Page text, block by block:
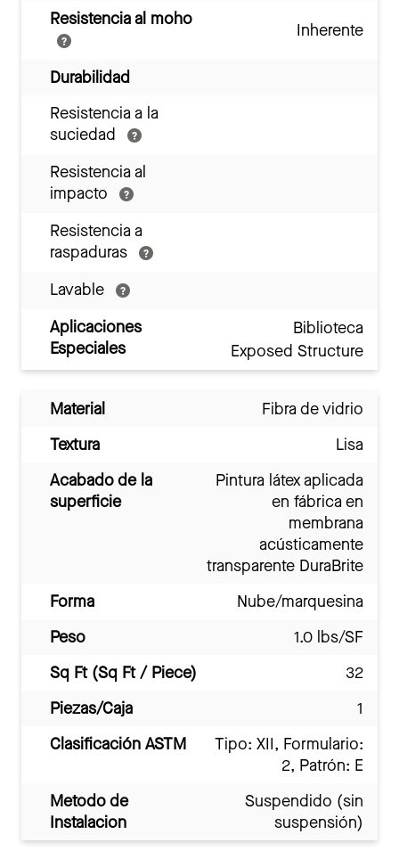
Resistencia al moho
Inherente
Durabilidad
Resistencia a la
suciedad
Resistencia al
impacto
Resistencia a
raspaduras
Lavable
Aplicaciones
Especiales
Biblioteca
Exposed Structure
Material
Fibra de vidrio
Textura
Lisa
Acabado de la
superficie
Pintura látex aplicada
en fábrica en
membrana
acústicamente
transparente DuraBrite
Forma
Nube/marquesina
Peso
1.0 lbs/SF
Sq Ft (Sq Ft / Piece)
32
Piezas/Caja
1
Clasificación ASTM
Tipo: XII, Formulario:
2, Patrón: E
Metodo de
Instalacion
Suspendido (sin
suspensión)